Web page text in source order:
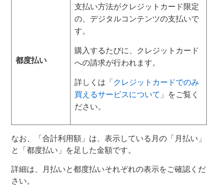
都度払い
支払い方法がクレジットカード限定
の、デジタルコンテンツの支払いで
す。
購入するたびに、クレジットカード
への請求が行われます。
詳しくは「クレジットカードでのみ
買えるサービスについて 」をご覧く
ださい。
なお、「合計利用額」は、表示している月の「月払い」
と「都度払い」を足した金額です。
詳細は、月払いと都度払いそれぞれの表示をご確認くだ
さい。